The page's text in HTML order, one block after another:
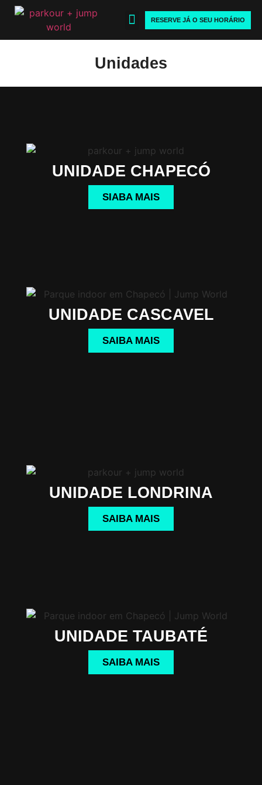
RESERVE JÁ O SEU HORÁRIO
Unidades
UNIDADE CHAPECÓ
SIABA MAIS
UNIDADE CASCAVEL
SAIBA MAIS
UNIDADE LONDRINA
SAIBA MAIS
UNIDADE TAUBATÉ
SAIBA MAIS